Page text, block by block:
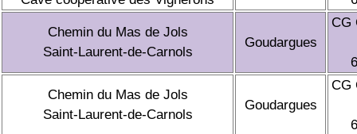
Chemin du Mas de Jols
Saint-Laurent-de-Carnols
Goudargues
CG
Chemin du Mas de Jols
Saint-Laurent-de-Carnols
Goudargues
CG